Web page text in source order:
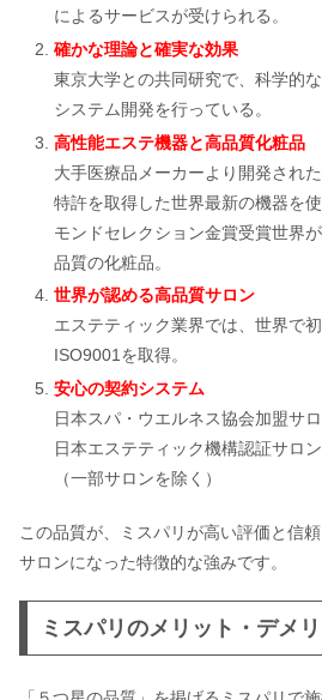
東郷神社（記念
人は？料理の口
ティファニーの
段・相場はいく
明治神宮の結婚
とめ
目黒雅叙園での
情報や評判を調査
品川プリンスホ
によるサービスが受けられる。
確かな理論と確実な効果
東京大学との共同研究で、科学的な
システム開発を行っている。
高性能エステ機器と高品質化粧品
大手医療品メーカーより開発され
特許を取得した世界最新の機器を使
モンドセレクション金賞受賞世界
品質の化粧品。
世界が認める高品質サロン
エステティック業界では、世界で
ISO9001を取得。
安心の契約システム
日本スパ・ウエルネス協会加盟サ
日本エステティック機構認証サロン
（一部サロンを除く）
この品質が、ミスパリが高い評価と信
サロンになった特徴的な強みです。
ミスパリのメリット・デメ